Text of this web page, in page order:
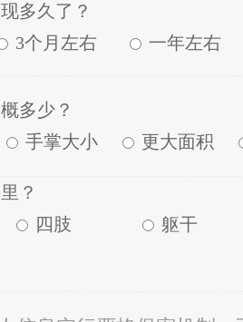
多久了？
3个月左右 一年左右
多少？
手掌大小 更大面积
？
四肢 躯干